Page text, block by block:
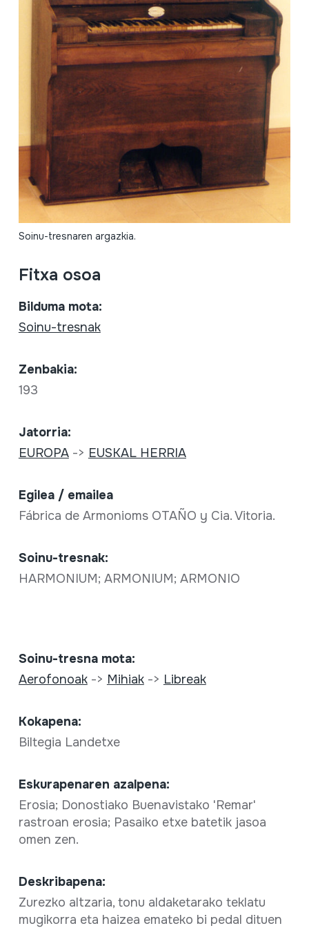
Soinu-tresnaren argazkia.
Fitxa osoa
Bilduma mota:
Soinu-tresnak
Zenbakia:
193
Jatorria:
EUROPA-> EUSKAL HERRIA
Egilea / emailea
Fábrica de Armonioms OTAÑO y Cia. Vitoria.
Soinu-tresnak:
HARMONIUM; ARMONIUM; ARMONIO
Soinu-tresna mota:
Aerofonoak-> Mihiak-> Libreak
Kokapena:
Biltegia Landetxe
Eskurapenaren azalpena:
Erosia; Donostiako Buenavistako 'Remar'
rastroan erosia; Pasaiko etxe batetik jasoa
omen zen.
Deskribapena:
Zurezko altzaria, tonu aldaketarako teklatu
mugikorra eta haizea emateko bi pedal dituen